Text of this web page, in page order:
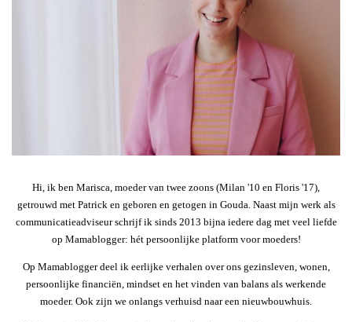
Hi, ik ben Marisca, moeder van twee zoons (Milan '10 en Floris '17),
getrouwd met Patrick en geboren en getogen in Gouda. Naast mijn werk als
communicatieadviseur schrijf ik sinds 2013 bijna iedere dag met veel liefde
op Mamablogger: hét persoonlijke platform voor moeders!
Op Mamablogger deel ik eerlijke verhalen over ons gezinsleven, wonen,
persoonlijke financiën, mindset en het vinden van balans als werkende
moeder. Ook zijn we onlangs verhuisd naar een nieuwbouwhuis.